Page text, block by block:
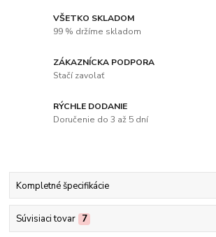
VŠETKO SKLADOM
99 % držíme skladom
ZÁKAZNÍCKA PODPORA
Stačí zavolať
RÝCHLE DODANIE
Doručenie do 3 až 5 dní
Kompletné špecifikácie
Súvisiaci tovar 7